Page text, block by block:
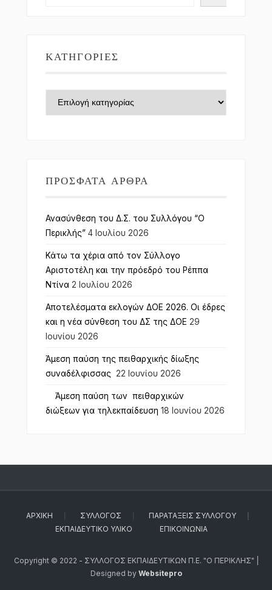
ΚΑΤΗΓΟΡΊΕΣ
Κατηγορίες
ΠΡΌΣΦΑΤΑ ΆΡΘΡΑ
Ανασύνθεση του Δ.Σ. του Συλλόγου “Ο
Περικλής” 4 Ιουλίου 2026
Κάτω τα χέρια από τον Σύλλογο
Αριστοτέλη και την πρόεδρό του Ρέππα
Ντίνα 2 Ιουλίου 2026
Αποτελέσματα εκλογών ΔΟΕ 2026. Οι έδρες
και η νέα σύνθεση του ΔΣ της ΔΟΕ 29
Ιουνίου 2026
Άμεση παύση της πειθαρχικής δίωξης
συναδέλφισσας
22 Ιουνίου 2026
Άμεση παύση των πειθαρχικών
διώξεων για τηλεκπαίδευση 18 Ιουνίου 2026
ΑΡΧΙΚΉ ΣΎΛΛΟΓΟΣ
ΠΑΡΑΤΆΞΕΙΣ ΣΥΛΛΌΓΟΥ
ΕΚΠΑΙΔΕΥΤΙΚΌ ΥΛΙΚΌ
ΕΠΙΚΟΙΝΩΝΊΑ
Copyright © 2022 - ΣΥΛΛΟΓΟΣ ΕΚΠΑΙΔΕΥΤΙΚΩΝ Π.Ε. "Ο ΠΕΡΙΚΛΗΣ" |
Designed by Websitepro